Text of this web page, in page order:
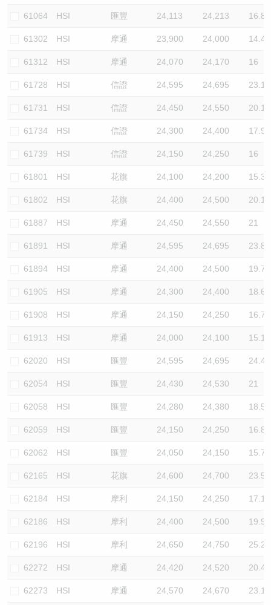
61064 HSI 匯豐 24,113 24,213 16.8
61302 HSI 摩通 23,900 24,000 14.4
61312 HSI 摩通 24,070 24,170 16
61728 HSI 信證 24,595 24,695 23.1
61731 HSI 信證 24,450 24,550 20.1
61734 HSI 信證 24,300 24,400 17.9
61739 HSI 信證 24,150 24,250 16
61801 HSI 花旗 24,100 24,200 15.3
61802 HSI 花旗 24,400 24,500 20.1
61887 HSI 摩通 24,450 24,550 21
61891 HSI 摩通 24,595 24,695 23.8
61894 HSI 摩通 24,400 24,500 19.7
61905 HSI 摩通 24,300 24,400 18.6
61908 HSI 摩通 24,150 24,250 16.7
61913 HSI 摩通 24,000 24,100 15.1
62020 HSI 匯豐 24,595 24,695 24.4
62054 HSI 匯豐 24,430 24,530 21
62058 HSI 匯豐 24,280 24,380 18.5
62059 HSI 匯豐 24,150 24,250 16.8
62062 HSI 匯豐 24,050 24,150 15.7
62165 HSI 花旗 24,600 24,700 23.5
62184 HSI 摩利 24,150 24,250 17.1
62186 HSI 摩利 24,400 24,500 19.9
62196 HSI 摩利 24,650 24,750 25.2
62272 HSI 摩通 24,420 24,520 20.4
62273 HSI 摩通 24,570 24,670 23.1
牛熊證文件及公告
牛熊證文件及公告 (瑞信)
ADR
收市競價變化